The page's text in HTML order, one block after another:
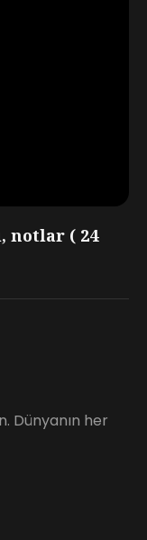
notlar ( 24
Dünyanın her